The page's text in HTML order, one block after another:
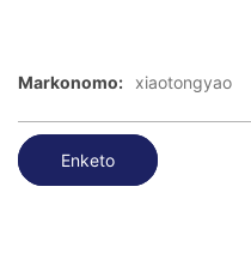
Markonomo: xiaotongyao
Enketo